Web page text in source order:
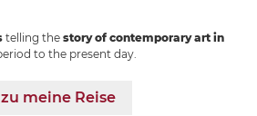
telling the story of contemporary art in
to the present day.
meine Reise